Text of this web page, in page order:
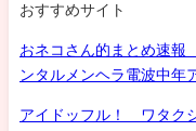
おすすめサイト
おネコさん的まとめ速
ンタルメンヘラ電波中年
アイドッフル！ ワタク